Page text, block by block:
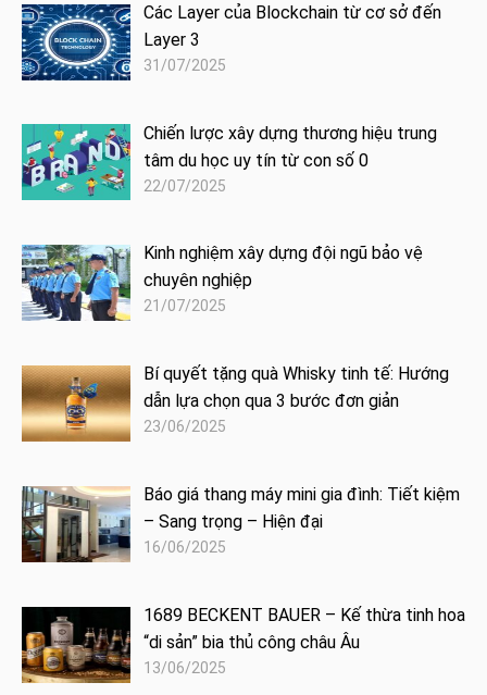
Các Layer của Blockchain từ cơ sở đến
Layer 3
31/07/2025
Chiến lược xây dựng thương hiệu trung
tâm du học uy tín từ con số 0
22/07/2025
Kinh nghiệm xây dựng đội ngũ bảo vệ
chuyên nghiệp
21/07/2025
Bí quyết tặng quà Whisky tinh tế: Hướng
dẫn lựa chọn qua 3 bước đơn giản
23/06/2025
Báo giá thang máy mini gia đình: Tiết kiệm
– Sang trọng – Hiện đại
16/06/2025
1689 BECKENT BAUER – Kế thừa tinh hoa
“di sản” bia thủ công châu Âu
13/06/2025